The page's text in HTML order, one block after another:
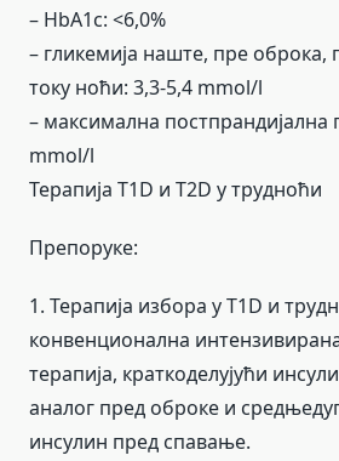
– HbA1c: <6,0%
– гликемија наште, пре оброка,
току ноћи: 3,3-5,4 mmol/l
– максимална постпрандијална
mmol/l
Терапија T1D и T2D у трудноћи
Препоруке:
1. Терапија избора у T1D и
конвенционална
терапија, краткоделујући
аналог пред оброке и
инсулин пред спавање.